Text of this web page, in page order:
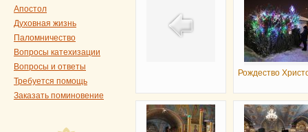
Апостол
Духовная жизнь
Паломничество
Вопросы катехизации
Вопросы и ответы
Требуется помощь
Заказать поминовение
Рождество